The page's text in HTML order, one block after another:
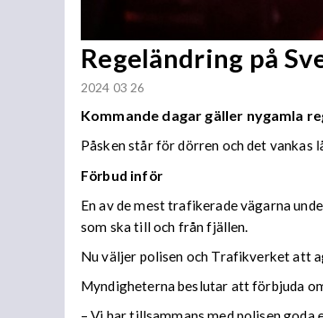
Regeländring på
2024 03 26
Kommande dagar gäller nygamla
Påsken står för dörren och det vankas
Förbud inför
En av de mest trafikerade vägarna
som ska till och från fjällen.
Nu väljer polisen och Trafikverket att
Myndigheterna beslutar att förbjuda